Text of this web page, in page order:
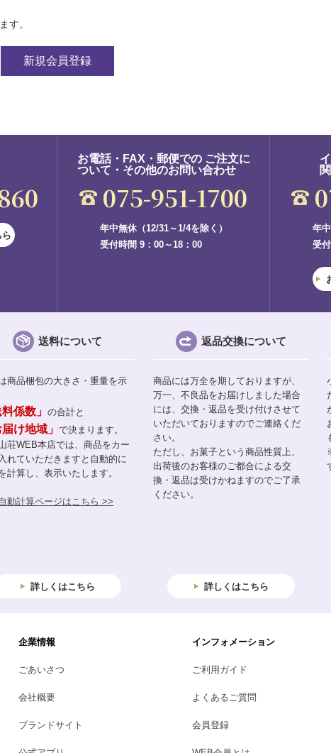
す。
お電話・FAX・郵便での ご注文に
ついて・その他のお問い合わせ
075-951-1700
年中無休（12/31～1/4を除く）
受付時間 9：00～18：00
年
受
送料について
商品梱包の大きさ・重量を示
料係数」 の合計と
届け地域」 で決まります。
荘WEB本店では、商品をカー
れていただきますと自動的に
計算し、表示いたします。
動計算ページはこちら >>
詳しくはこちら
返品交換について
商品には万全を期しておりますが、
万一、不良品をお届けしました場合
には、交換・返品を受け付けさせて
いただいておりますのでご連絡くだ
さい。
ただし、お菓子という商品性質上、
出荷後のお客様のご都合による交
換・返品は受けかねますのでご了承
ください。
詳しくはこちら
企業情報
ごあいさつ
会社概要
ブランドサイト
インフォメーション
ご利用ガイド
よくあるご質問
会員登録